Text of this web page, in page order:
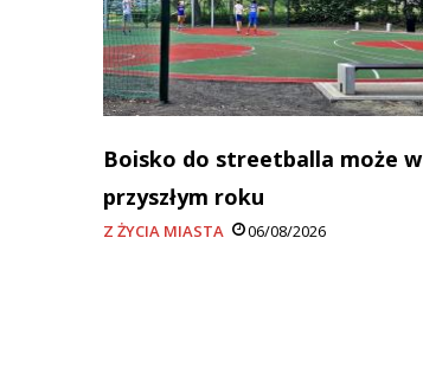
Boisko do streetballa może w
przyszłym roku
Z ŻYCIA MIASTA 06/08/2026